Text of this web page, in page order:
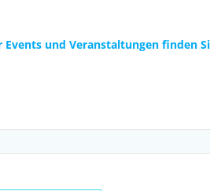
Events und Veranstaltungen finden